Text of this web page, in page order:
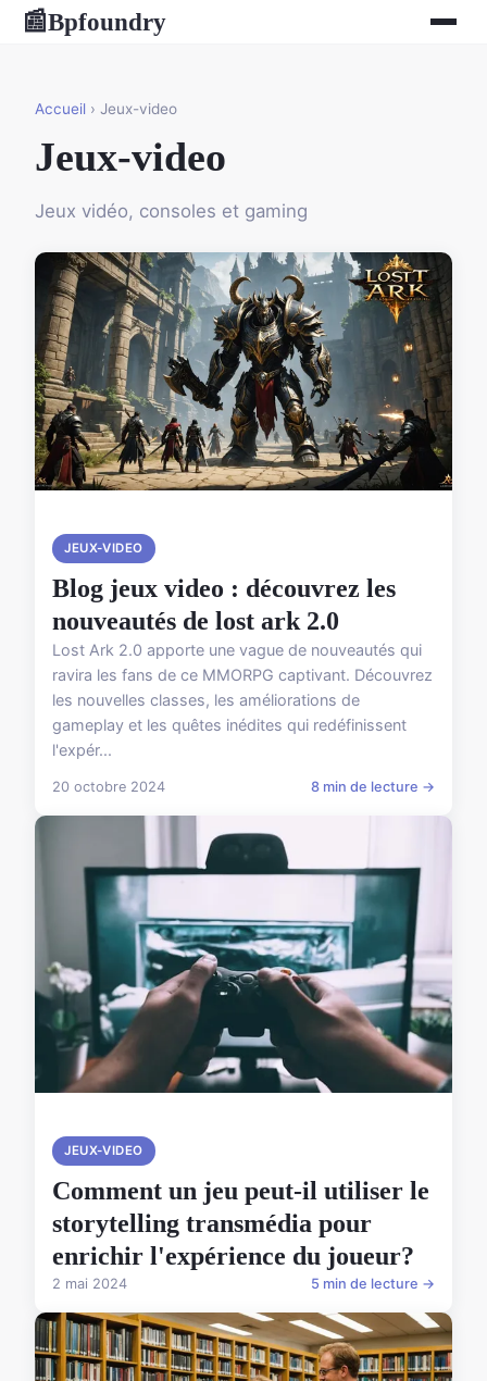
📰Bpfoundry
Accueil › Jeux-video
Jeux-video
Jeux vidéo, consoles et gaming
JEUX-VIDEO
Blog jeux video : découvrez les
nouveautés de lost ark 2.0
Lost Ark 2.0 apporte une vague de nouveautés qui
ravira les fans de ce MMORPG captivant. Découvrez
les nouvelles classes, les améliorations de
gameplay et les quêtes inédites qui redéfinissent
l'expér...
20 octobre 2024 8 min de lecture →
JEUX-VIDEO
Comment un jeu peut-il utiliser le
storytelling transmédia pour
enrichir l'expérience du joueur?
2 mai 2024 5 min de lecture →